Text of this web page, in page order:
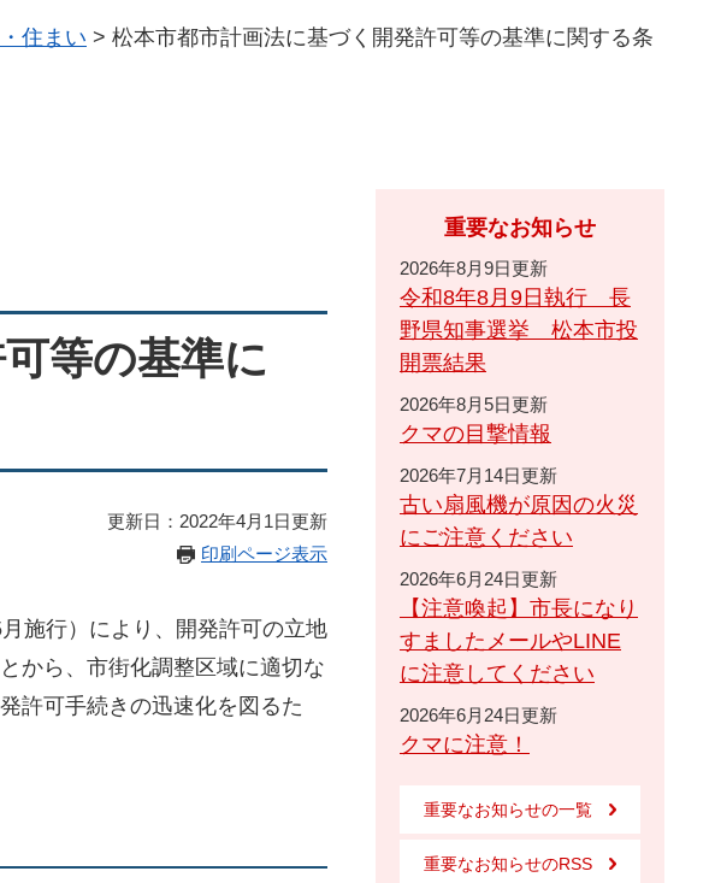
住まい > 松本市都市計画法に基づく開発許可等の基準に関する条
等の基準に
更新日：2022年4月1日更新
印刷ページ表示
施行）により、開発許可の立地
から、市街化調整区域に適切な
許可手続きの迅速化を図るた
重要なお知らせ
2026年8月9日更新
令和8年8月9日執行 長
野県知事選挙 松本市投
開票結果
2026年8月5日更新
クマの目撃情報
2026年7月14日更新
古い扇風機が原因の火災
にご注意ください
2026年6月24日更新
【注意喚起】市長になり
すましたメールやLINE
に注意してください
2026年6月24日更新
クマに注意！
重要なお知らせの一覧
重要なお知らせのRSS